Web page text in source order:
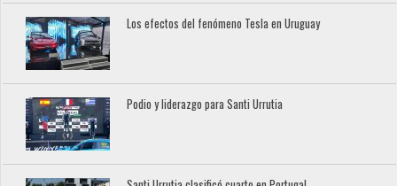
Los efectos del fenómeno Tesla en Uruguay
Podio y liderazgo para Santi Urrutia